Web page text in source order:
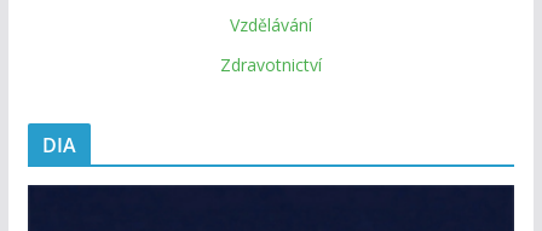
Vzdělávání
Zdravotnictví
DIA